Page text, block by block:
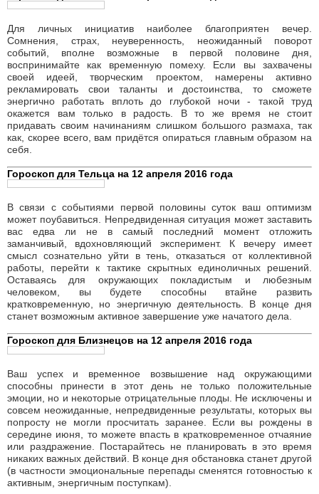
Для личных инициатив наиболее благоприятен вечер.
Сомнения, страх, неуверенность, неожиданный поворот
событий, вполне возможные в первой половине дня,
воспринимайте как временную помеху. Если вы захвачены
своей идеей, творческим проектом, намерены активно
рекламировать свои таланты и достоинства, то сможете
энергично работать вплоть до глубокой ночи - такой труд
окажется вам только в радость. В то же время не стоит
придавать своим начинаниям слишком большого размаха, так
как, скорее всего, вам придётся опираться главным образом на
себя.
Гороскоп для Тельца на 12 апреля 2016 года
В связи с событиями первой половины суток ваш оптимизм
может поубавиться. Непредвиденная ситуация может заставить
вас едва ли не в самый последний момент отложить
заманчивый, вдохновляющий эксперимент. К вечеру имеет
смысл сознательно уйти в тень, отказаться от коллективной
работы, перейти к тактике скрытных единоличных решений.
Оставаясь для окружающих покладистым и любезным
человеком, вы будете способны втайне развить
кратковременную, но энергичную деятельность. В конце дня